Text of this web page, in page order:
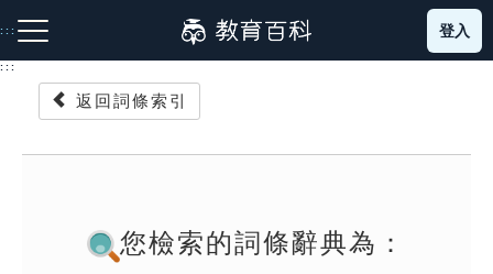
到
主
::: 登入
:::
返回詞條索引
您檢索的詞條辭典為：